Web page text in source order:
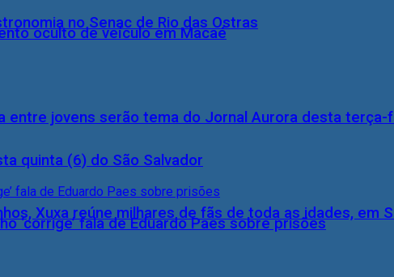
no Senac de Rio das Ostras
entre jovens serão tema do Jornal Aurora desta terça-
Xuxa reúne milhares de fãs de toda as idades, em
oculto de veículo em Macaé
quinta (6) do São Salvador
‘corrige’ fala de Eduardo Paes sobre prisões